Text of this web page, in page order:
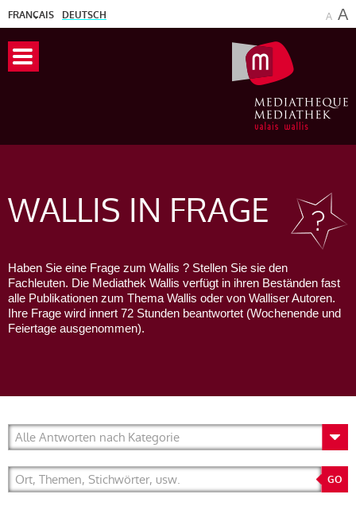
FRANÇAIS DEUTSCH A A
WALLIS IN FRAGE
Haben Sie eine Frage zum Wallis ? Stellen Sie sie den
Fachleuten. Die Mediathek Wallis verfügt in ihren Beständen fast
alle Publikationen zum Thema Wallis oder von Walliser Autoren.
Ihre Frage wird innert 72 Stunden beantwortet (Wochenende und
Feiertage ausgenommen).